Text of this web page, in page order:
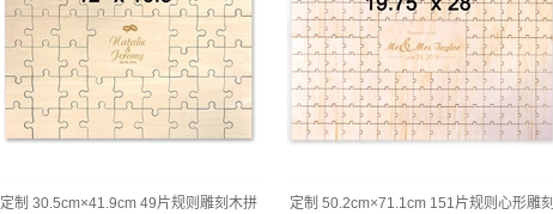
定制 30.5cm×41.9cm 49片规则雕刻木拼
定制 50.2cm×71.1cm 151片规则心形雕刻